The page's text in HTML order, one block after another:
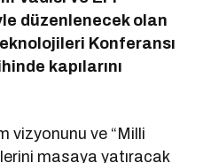
düzenlenecek olan
Konferansı
kapılarını
vizyonunu ve “Milli
masaya yatıracak